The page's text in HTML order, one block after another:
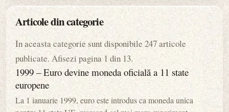
Articole din categorie
In aceasta categorie sunt disponibile 247 articole
publicate. Afisezi pagina 1 din 13.
1999 – Euro devine moneda oficială a 11 state
europene
La 1 ianuarie 1999, euro este introdus ca moneda unica